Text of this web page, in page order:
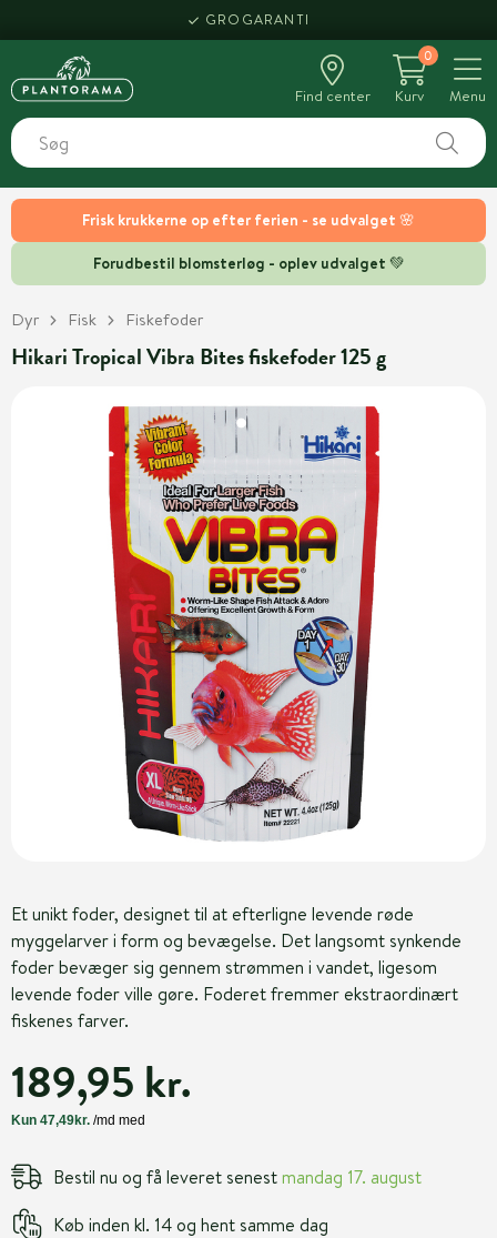
Frisk krukkerne op efter ferien - se udvalget 🌸
Forudbestil blomsterløg - oplev udvalget 💚
GROGARANTI
Find center
0
Kurv
Menu
Dyr Fisk Fiskefoder
Hikari Tropical Vibra Bites fiskefoder 125 g
Et unikt foder, designet til at efterligne levende røde
myggelarver i form og bevægelse. Det langsomt synkende
foder bevæger sig gennem strømmen i vandet, ligesom
levende foder ville gøre. Foderet fremmer ekstraordinært
fiskenes farver.
189,95 kr.
Bestil nu og få leveret senestmandag 17. august
Køb inden kl. 14 og hent samme dag